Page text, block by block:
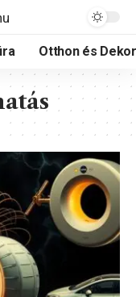
Otthon és